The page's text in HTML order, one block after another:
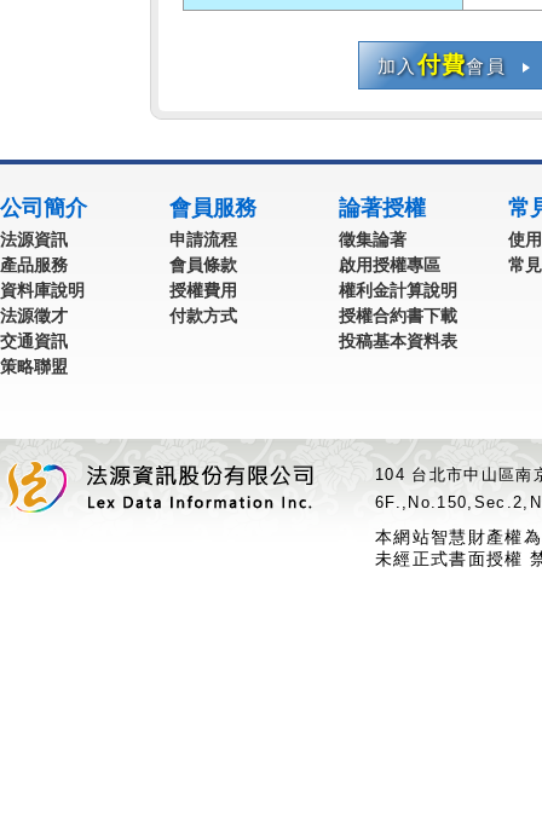
加入付費會員
公司簡介
法源資訊
產品服務
資料庫說明
法源徵才
交通資訊
策略聯盟
會員服務
申請流程
會員條款
授權費用
付款方式
論著授權
徵集論著
啟用授權專區
權利金計算說明
授權合約書下載
投稿基本資料表
常
使
常
104 台北市中山區
本網站智慧財產權
未經正式書面授權